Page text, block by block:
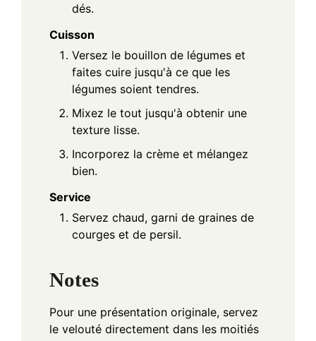
dés.
Cuisson
Versez le bouillon de légumes et
faites cuire jusqu'à ce que les
légumes soient tendres.
Mixez le tout jusqu'à obtenir une
texture lisse.
Incorporez la crème et mélangez
bien.
Service
Servez chaud, garni de graines de
courges et de persil.
Notes
Pour une présentation originale, servez
le velouté directement dans les moitiés